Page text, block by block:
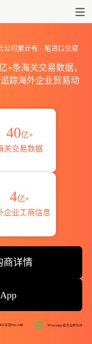
公司累计有 - 笔进口交易
+条海关交易数据，
踪海外企业贸易动
40亿+
关交易数据
4亿+
企业工商信息
商详情